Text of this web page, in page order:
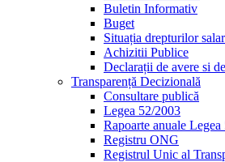
Buletin Informativ
Buget
Situația drepturilor
Achizitii Publice
Declarații de avere si
Transparență Decizională
Consultare publică
Legea 52/2003
Rapoarte anuale
Registru ONG
Registrul Unic al